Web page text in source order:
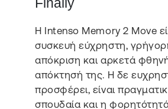
Η Intenso Memory 2 Move
συσκευή εύχρηστη,
απόκριση και αρκετά
απόκτησή της. Η δε
προσφέρει, είναι
σπουδαία και η